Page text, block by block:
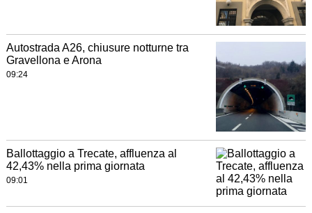
Autostrada A26, chiusure notturne tra
Gravellona e Arona
09:24
Ballottaggio a Trecate, affluenza al
42,43% nella prima giornata
09:01